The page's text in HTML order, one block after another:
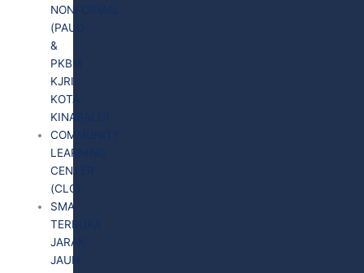
NONFORMAL
(PAUD
&
PKBM
KJRI
KOTA
KINABALU)
COMMUNITY
LEARNING
CENTER
(CLC)
SMA
TERBUKA
JARAK
JAUH